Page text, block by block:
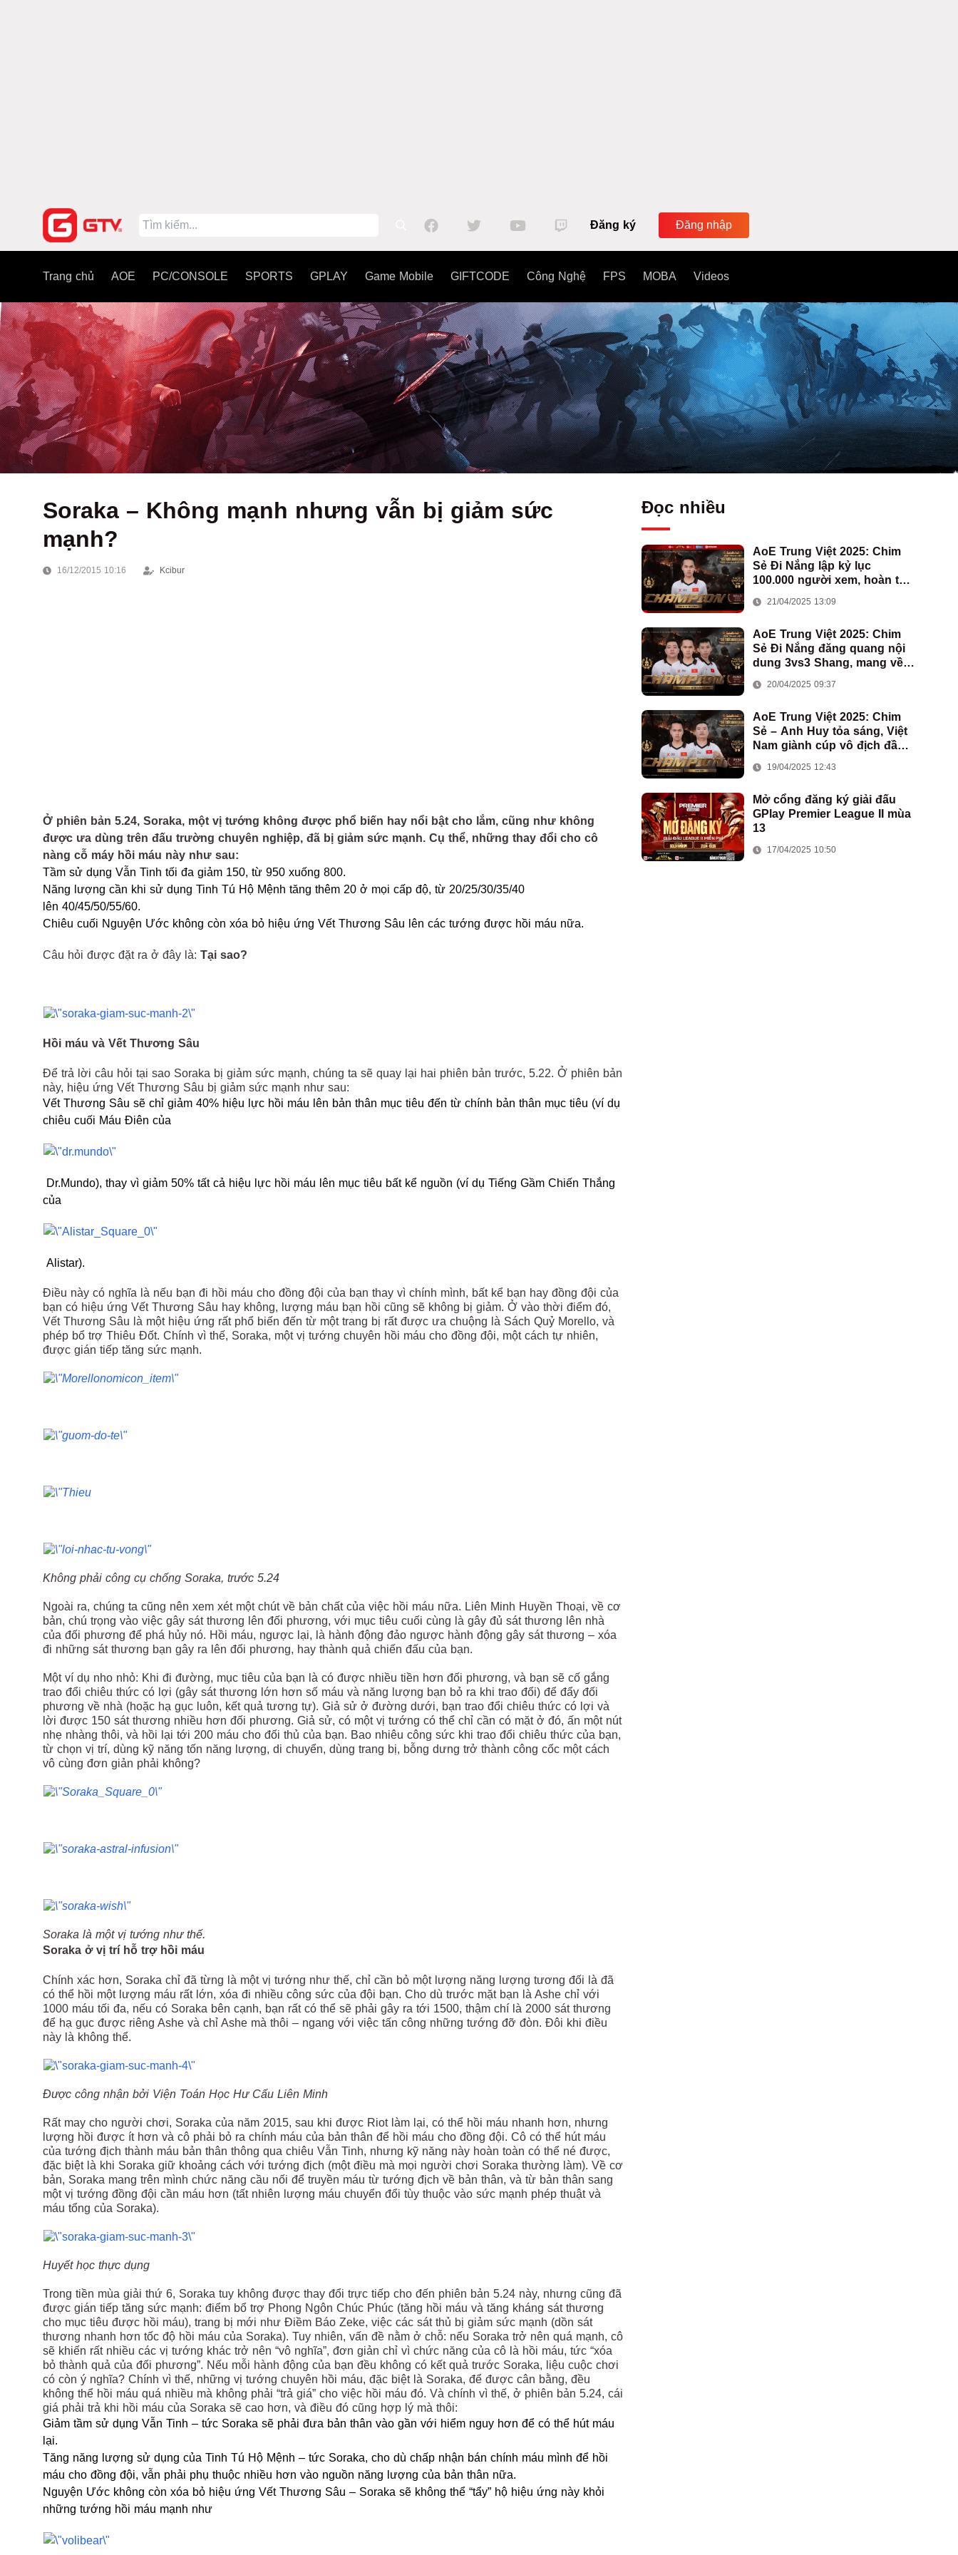
Đăng ký Đăng nhập
Trang chủ AOE PC/CONSOLE SPORTS GPLAY Game Mobile GIFTCODE Công Nghệ FPS MOBA Videos
Soraka – Không mạnh nhưng vẫn bị giảm sức
mạnh?
16/12/2015 10:16 Kcibur
Ở phiên bản 5.24, Soraka, một vị tướng không được phổ biến hay nổi bật cho lắm, cũng như không
được ưa dùng trên đấu trường chuyên nghiệp, đã bị giảm sức mạnh. Cụ thể, những thay đổi cho cô
nàng cỗ máy hồi máu này như sau:
Tầm sử dụng Vẫn Tinh tối đa giảm 150, từ 950 xuống 800.
Năng lượng cần khi sử dụng Tinh Tú Hộ Mệnh tăng thêm 20 ở mọi cấp độ, từ 20/25/30/35/40
lên 40/45/50/55/60.
Chiêu cuối Nguyện Ước không còn xóa bỏ hiệu ứng Vết Thương Sâu lên các tướng được hồi máu nữa.
Câu hỏi được đặt ra ở đây là: Tại sao?
Hồi máu và Vết Thương Sâu
Để trả lời câu hỏi tại sao Soraka bị giảm sức mạnh, chúng ta sẽ quay lại hai phiên bản trước, 5.22. Ở phiên bản
này, hiệu ứng Vết Thương Sâu bị giảm sức mạnh như sau:
Vết Thương Sâu sẽ chỉ giảm 40% hiệu lực hồi máu lên bản thân mục tiêu đến từ chính bản thân mục tiêu (ví dụ
chiêu cuối Máu Điên của
Dr.Mundo), thay vì giảm 50% tất cả hiệu lực hồi máu lên mục tiêu bất kể nguồn (ví dụ Tiếng Gầm Chiến Thắng
của
Alistar).
Điều này có nghĩa là nếu bạn đi hồi máu cho đồng đội của bạn thay vì chính mình, bất kể bạn hay đồng đội của
bạn có hiệu ứng Vết Thương Sâu hay không, lượng máu bạn hồi cũng sẽ không bị giảm. Ở vào thời điểm đó,
Vết Thương Sâu là một hiệu ứng rất phổ biến đến từ một trang bị rất được ưa chuộng là Sách Quỷ Morello, và
phép bổ trợ Thiêu Đốt. Chính vì thế, Soraka, một vị tướng chuyên hồi máu cho đồng đội, một cách tự nhiên,
được gián tiếp tăng sức mạnh.
Không phải công cụ chống Soraka, trước 5.24
Ngoài ra, chúng ta cũng nên xem xét một chút về bản chất của việc hồi máu nữa. Liên Minh Huyền Thoại, về cơ
bản, chú trọng vào việc gây sát thương lên đối phương, với mục tiêu cuối cùng là gây đủ sát thương lên nhà
của đối phương để phá hủy nó. Hồi máu, ngược lại, là hành động đảo ngược hành động gây sát thương – xóa
đi những sát thương bạn gây ra lên đối phương, hay thành quả chiến đấu của bạn.
Một ví dụ nho nhỏ: Khi đi đường, mục tiêu của bạn là có được nhiều tiền hơn đối phương, và bạn sẽ cố gắng
trao đổi chiêu thức có lợi (gây sát thương lớn hơn số máu và năng lượng bạn bỏ ra khi trao đổi) để đẩy đối
phương về nhà (hoặc hạ gục luôn, kết quả tương tự). Giả sử ở đường dưới, bạn trao đổi chiêu thức có lợi và
lời được 150 sát thương nhiều hơn đối phương. Giả sử, có một vị tướng có thể chỉ cần có mặt ở đó, ấn một nút
nhẹ nhàng thôi, và hồi lại tới 200 máu cho đối thủ của bạn. Bao nhiêu công sức khi trao đổi chiêu thức của bạn,
từ chọn vị trí, dùng kỹ năng tốn năng lượng, di chuyển, dùng trang bị, bỗng dưng trở thành công cốc một cách
vô cùng đơn giản phải không?
Soraka là một vị tướng như thế.
Soraka ở vị trí hỗ trợ hồi máu
Chính xác hơn, Soraka chỉ đã từng là một vị tướng như thế, chỉ cần bỏ một lượng năng lượng tương đối là đã
có thể hồi một lượng máu rất lớn, xóa đi nhiều công sức của đội bạn. Cho dù trước mặt bạn là Ashe chỉ với
1000 máu tối đa, nếu có Soraka bên cạnh, bạn rất có thể sẽ phải gây ra tới 1500, thậm chí là 2000 sát thương
để hạ gục được riêng Ashe và chỉ Ashe mà thôi – ngang với việc tấn công những tướng đỡ đòn. Đôi khi điều
này là không thể.
Được công nhận bởi Viện Toán Học Hư Cấu Liên Minh
Rất may cho người chơi, Soraka của năm 2015, sau khi được Riot làm lại, có thể hồi máu nhanh hơn, nhưng
lượng hồi được ít hơn và cô phải bỏ ra chính máu của bản thân để hồi máu cho đồng đội. Cô có thể hút máu
của tướng địch thành máu bản thân thông qua chiêu Vẫn Tinh, nhưng kỹ năng này hoàn toàn có thể né được,
đặc biệt là khi Soraka giữ khoảng cách với tướng địch (một điều mà mọi người chơi Soraka thường làm). Về cơ
bản, Soraka mang trên mình chức năng cầu nối để truyền máu từ tướng địch về bản thân, và từ bản thân sang
một vị tướng đồng đội cần máu hơn (tất nhiên lượng máu chuyển đổi tùy thuộc vào sức mạnh phép thuật và
máu tổng của Soraka).
Huyết học thực dụng
Trong tiền mùa giải thứ 6, Soraka tuy không được thay đổi trực tiếp cho đến phiên bản 5.24 này, nhưng cũng đã
được gián tiếp tăng sức mạnh: điểm bổ trợ Phong Ngôn Chúc Phúc (tăng hồi máu và tăng kháng sát thương
cho mục tiêu được hồi máu), trang bị mới như Điềm Báo Zeke, việc các sát thủ bị giảm sức mạnh (dồn sát
thương nhanh hơn tốc độ hồi máu của Soraka). Tuy nhiên, vấn đề nằm ở chỗ: nếu Soraka trở nên quá mạnh, cô
sẽ khiến rất nhiều các vị tướng khác trở nên “vô nghĩa”, đơn giản chỉ vì chức năng của cô là hồi máu, tức “xóa
bỏ thành quả của đối phương”. Nếu mỗi hành động của bạn đều không có kết quả trước Soraka, liệu cuộc chơi
có còn ý nghĩa? Chính vì thế, những vị tướng chuyên hồi máu, đặc biệt là Soraka, để được cân bằng, đều
không thể hồi máu quá nhiều mà không phải “trả giá” cho việc hồi máu đó. Và chính vì thế, ở phiên bản 5.24, cái
giá phải trả khi hồi máu của Soraka sẽ cao hơn, và điều đó cũng hợp lý mà thôi:
Giảm tầm sử dụng Vẫn Tinh – tức Soraka sẽ phải đưa bản thân vào gần với hiểm nguy hơn để có thể hút máu
lại.
Tăng năng lượng sử dụng của Tinh Tú Hộ Mệnh – tức Soraka, cho dù chấp nhận bán chính máu mình để hồi
máu cho đồng đội, vẫn phải phụ thuộc nhiều hơn vào nguồn năng lượng của bản thân nữa.
Nguyện Ước không còn xóa bỏ hiệu ứng Vết Thương Sâu – Soraka sẽ không thể “tẩy” hộ hiệu ứng này khỏi
những tướng hồi máu mạnh như
Đọc nhiều
AoE Trung Việt 2025: Chim
Sẻ Đi Nắng lập kỷ lục
100.000 người xem, hoàn tất
Việt Nam
21/04/2025 13:09
AoE Trung Việt 2025: Chim
Sẻ Đi Nắng đăng quang nội
dung 3vs3 Shang, mang về
đoàn AoE Việt Nam
20/04/2025 09:37
AoE Trung Việt 2025: Chim
Sẻ – Anh Huy tỏa sáng, Việt
Nam giành cúp vô địch đầu
19/04/2025 12:43
Mở cổng đăng ký giải đấu
GPlay Premier League II mùa
13
17/04/2025 10:50